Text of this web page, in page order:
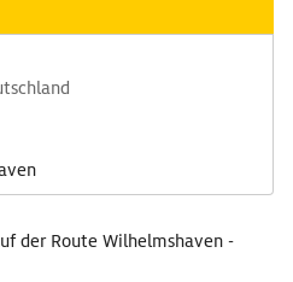
der Route Wilhelmshaven -